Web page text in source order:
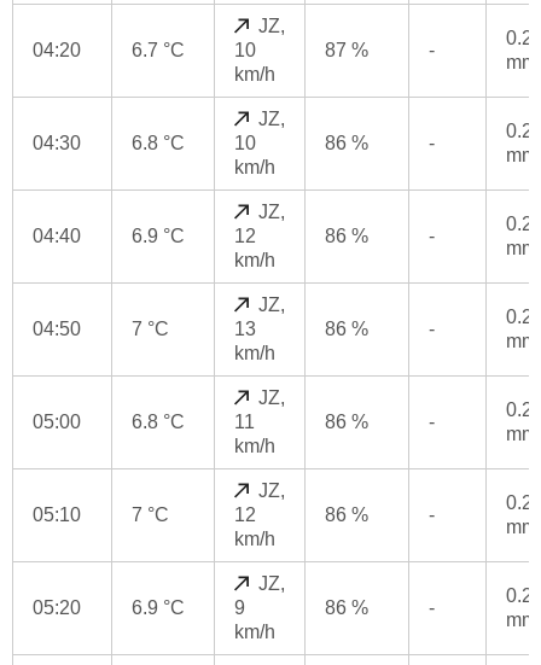
04:20 6.7 °C
JZ,
10
km/h
87 % -
0.2
mm
04:30 6.8 °C
JZ,
10
km/h
86 % -
0.2
mm
04:40 6.9 °C
JZ,
12
km/h
86 % -
0.2
mm
04:50 7 °C
JZ,
13
km/h
86 % -
0.2
mm
05:00 6.8 °C
JZ,
11
km/h
86 % -
0.2
mm
05:10 7 °C
JZ,
12
km/h
86 % -
0.2
mm
05:20 6.9 °C
JZ,
9
km/h
86 % -
0.2
mm